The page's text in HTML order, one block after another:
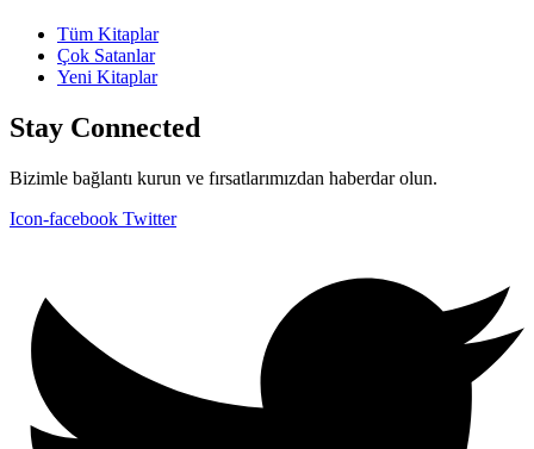
Tüm Kitaplar
Çok Satanlar
Yeni Kitaplar
Stay Connected
Bizimle bağlantı kurun ve fırsatlarımızdan haberdar olun.
Icon-facebook Twitter